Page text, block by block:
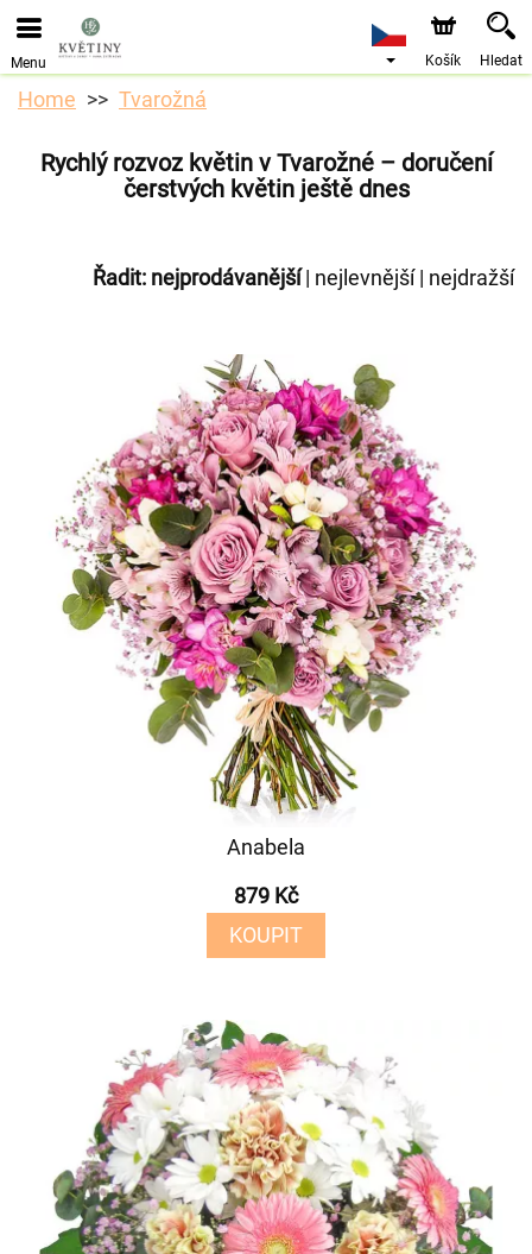
Objednávky přes e-shop přijímáme. Nejbližší možné
doručení je od 10.8.2026 z důvodu dovolené.
Menu Košík Hledat
Home Tvarožná
Rychlý rozvoz květin v Tvarožné – doručení
čerstvých květin ještě dnes
Řadit: nejprodávanější| nejlevnější| nejdražší
Anabela
879 Kč
KOUPIT